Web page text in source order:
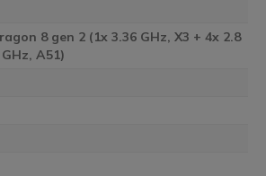
8 gen 2 (1x 3.36 GHz, X3 + 4x 2.8
A51)